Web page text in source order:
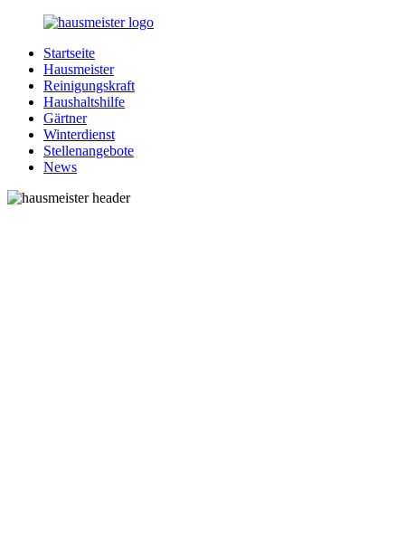
Zurück
Inhalt
Hausmeister.de
Alles
rund
Ihren
Haushalt
Startseite
Hausmeister
Reinigungskraft
Haushaltshilfe
Gärtner
Winterdienst
Stellenangebote
News